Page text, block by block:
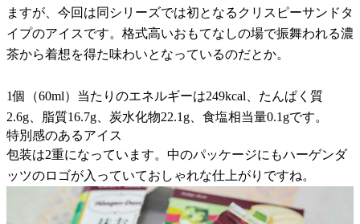
ますが、今回は同シリーズでは初となるクリスピーサンドタ
イプのアイスです。格式高いおもてなしの場で振舞われる濃
茶から着想を得た味わいとなっているのだとか。
1個（60ml）当たりのエネルギーは249kcal、たんぱく質
2.6g、脂質16.7g、炭水化物22.1g、食塩相当量0.1gです。
特別感のあるアイス
包装は2重になっています。中のパッケージにもハーゲンダ
ッツのロゴが入っていておしゃれな仕上がりですね。